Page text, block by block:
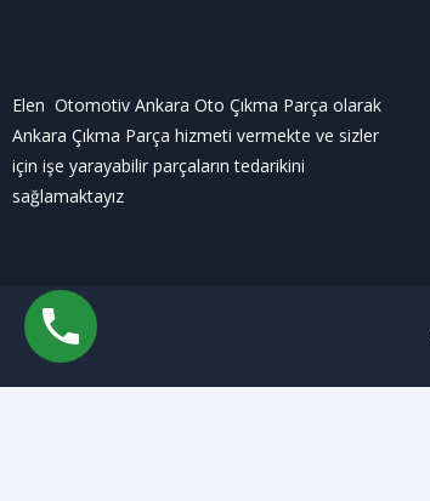
Elen Otomotiv Ankara Oto Çıkma Parça olarak
Ankara Çıkma Parça hizmeti vermekte ve sizler
için işe yarayabilir parçaların tedarikini
sağlamaktayız